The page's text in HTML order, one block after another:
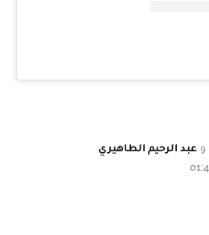
و عبد الرحيم الطاهيري